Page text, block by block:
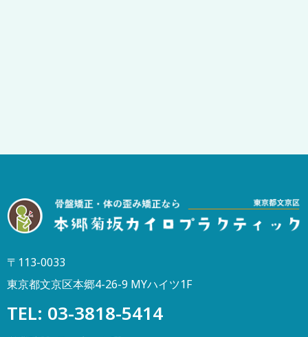
〒113-0033
東京都文京区本郷4-26-9 MYハイツ1F
TEL: 03-3818-5414